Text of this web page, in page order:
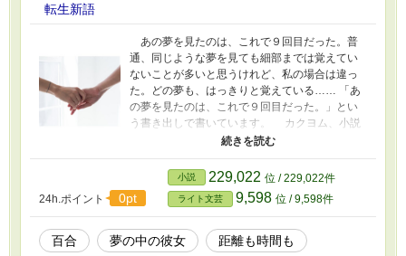
転生新語
あの夢を見たのは、これで９回目だった。普
通、同じような夢を見ても細部までは覚えてい
ないことが多いと思うけれど、私の場合は違っ
た。どの夢も、はっきりと覚えている…… 「あ
の夢を見たのは、これで９回目だった。」とい
う書き出しで書いています。 カクヨム、小説
家になろうに投稿しています。 カクヨム
→https://kakuyomu.jp/works/168186221712096
21156 小説家になろう
→https://ncode.syosetu.com/n5516kf/
24h.ポイント
0pt
小説 229,022 位 / 229,022件
ライト文芸 9,598 位 / 9,598件
百合 夢の中の彼女
距離も時間も